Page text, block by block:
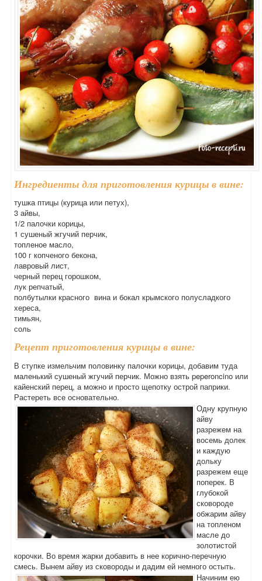
Ингредиенты для приготовления курицы в вине:
тушка птицы (курица или петух),
3 айвы,
1/2 палочки корицы,
1 сушеный жгучий перчик,
топленое масло,
100 г копченого бекона,
лавровый лист,
черный перец горошком,
лук репчатый,
полбутылки красного вина и бокал крымского полусладкого
хереса,
тимьян,
соль
Рецепт приготовления курицы в вине:
В ступке измельчим половинку палочки корицы, добавим туда
маленький сушеный жгучий перчик. Можно взять peperoncino или
кайенский перец, а можно и просто щепотку острой паприки.
Растереть все основательно.
Одну крупную
айву
разрежем на
восемь долек
и каждую
дольку
разрежем еще
поперек. В
глубокой
сковороде
обжарим айву
на топленом
масле до
золотистой
корочки. Во время жарки добавить в нее корично-перечную
смесь. Вынем айву из сковороды и дадим ей немного остыть.
Начиним ею